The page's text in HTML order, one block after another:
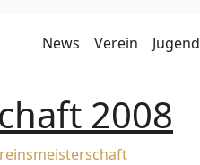
News Verein Jugend
2008